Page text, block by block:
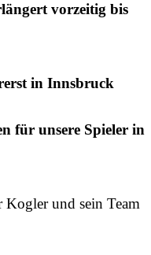
vorzeitig bis
in Innsbruck
für unsere Spieler in
und sein Team